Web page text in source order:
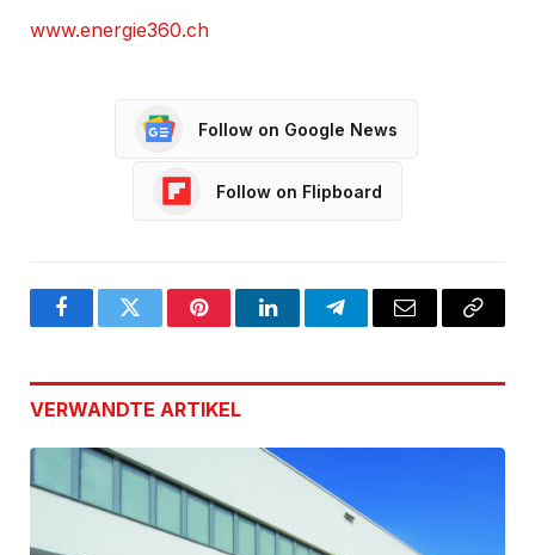
www.energie360.ch
Follow on Google News
Follow on Flipboard
FacebookTwitter PinterestLinkedInTelegramEmail
Copy
VERWANDTE ARTIKEL